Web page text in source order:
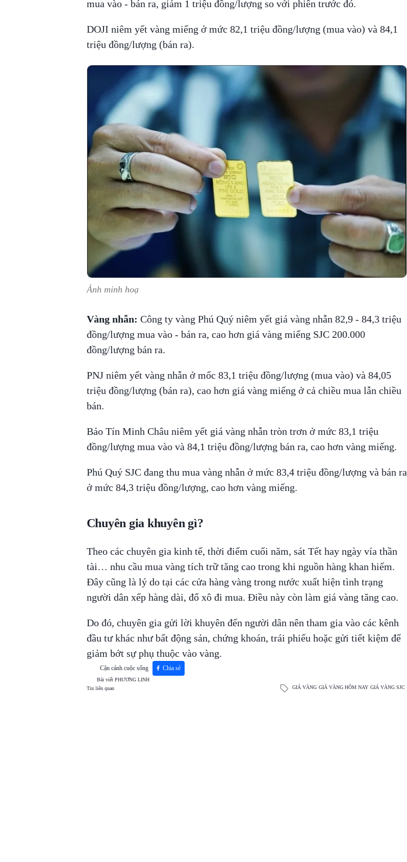
mua vào - bán ra, giảm 1 triệu đồng/lượng so với phiên trước đó.
DOJI niêm yết vàng miếng ở mức 82,1 triệu đồng/lượng (mua vào) và 84,1
triệu đồng/lượng (bán ra).
Ảnh minh hoạ
Vàng nhẫn: Công ty vàng Phú Quý niêm yết giá vàng nhẫn 82,9 - 84,3 triệu
đồng/lượng mua vào - bán ra, cao hơn giá vàng miếng SJC 200.000
đồng/lượng bán ra.
PNJ niêm yết vàng nhẫn ở mốc 83,1 triệu đồng/lượng (mua vào) và 84,05
triệu đồng/lượng (bán ra), cao hơn giá vàng miếng ở cả chiều mua lẫn chiều
bán.
Bảo Tín Minh Châu niêm yết giá vàng nhẫn tròn trơn ở mức 83,1 triệu
đồng/lượng mua vào và 84,1 triệu đồng/lượng bán ra, cao hơn vàng miếng.
Phú Quý SJC đang thu mua vàng nhẫn ở mức 83,4 triệu đồng/lượng và bán ra
ở mức 84,3 triệu đồng/lượng, cao hơn vàng miếng.
Chuyên gia khuyên gì?
Theo các chuyên gia kinh tế, thời điểm cuối năm, sát Tết hay ngày vía thần
tài… nhu cầu mua vàng tích trữ tăng cao trong khi nguồn hàng khan hiếm.
Đây cũng là lý do tại các cửa hàng vàng trong nước xuất hiện tình trạng
người dân xếp hàng dài, đổ xô đi mua. Điều này còn làm giá vàng tăng cao.
Do đó, chuyên gia gửi lời khuyên đến người dân nên tham gia vào các kênh
đầu tư khác như bất động sản, chứng khoán, trái phiếu hoặc gửi tiết kiệm để
giảm bớt sự phụ thuộc vào vàng.
Cận cảnh cuộc sống Chia sẻ
Bài viết PHƯƠNG LINH
Tin liên quan
GIÁ VÀNG GIÁ VÀNG HÔM NAY GIÁ VÀNG SJC